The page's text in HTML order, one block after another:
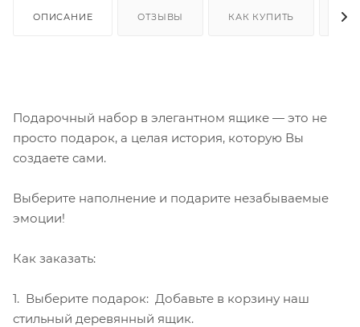
ОПИСАНИЕ ОТЗЫВЫ КАК КУПИТЬ
Подарочный набор в элегантном ящике — это не
просто подарок, а целая история, которую Вы
создаете сами.
Выберите наполнение и подарите незабываемые
эмоции!
Как заказать:
1. Выберите подарок: Добавьте в корзину наш
стильный деревянный ящик.